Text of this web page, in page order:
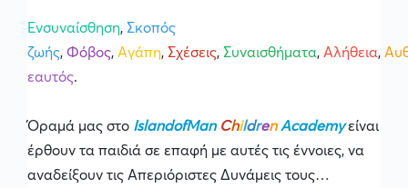
Ενσυναίσθηση, Σκοπός
ζωής, Φόβος, Αγάπη, Σχέσεις, Συναισθήματα, Αλήθεια,
εαυτός.
Όραμά μας στο IslandofMan Children Academy είναι
έρθουν τα παιδιά σε επαφή με αυτές τις έννοιες, να
αναδείξουν τις Απεριόριστες Δυνάμεις τους…